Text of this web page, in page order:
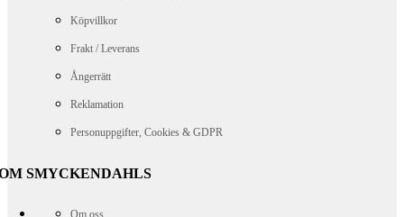
Köpvillkor
Frakt / Leverans
Ångerrätt
Reklamation
Personuppgifter, Cookies & GDPR
SMYCKENDAHLS